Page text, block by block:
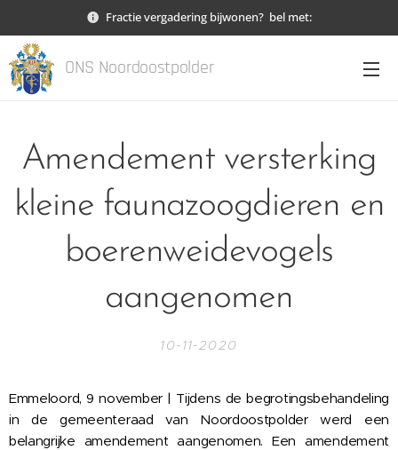
Fractie vergadering bijwonen? bel met:
ONS Noordoostpolder
Amendement versterking
kleine faunazoogdieren en
boerenweidevogels
aangenomen
10-11-2020
Emmeloord, 9 november | Tijdens de begrotingsbehandeling
in de gemeenteraad van Noordoostpolder werd een
belangrijke amendement aangenomen. Een amendement